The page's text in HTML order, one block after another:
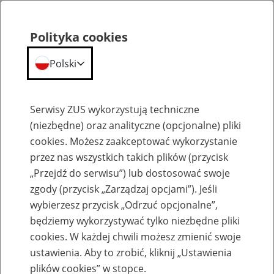
Emerytury
Baza zlikwidowanych lub
przekształconych zakładów pracy
Polityka cookies
Polski
Serwisy ZUS wykorzystują techniczne
(niezbędne) oraz analityczne (opcjonalne) pliki
cookies. Możesz zaakceptować wykorzystanie
przez nas wszystkich takich plików (przycisk
„Przejdź do serwisu”) lub dostosować swoje
zgody (przycisk „Zarządzaj opcjami”). Jeśli
wybierzesz przycisk „Odrzuć opcjonalne”,
będziemy wykorzystywać tylko niezbędne pliki
cookies. W każdej chwili możesz zmienić swoje
ustawienia. Aby to zrobić, kliknij „Ustawienia
plików cookies” w stopce.